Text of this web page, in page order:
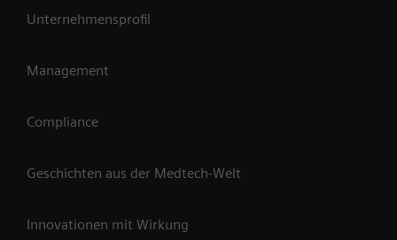
Unternehmensprofil
Management
Compliance
Geschichten aus der Medtech-Welt
Innovationen mit Wirkung